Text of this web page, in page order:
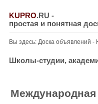
KUPRO.RU -
простая и понятная
Вы здесь: Доска объявлений -
Школы-студии,